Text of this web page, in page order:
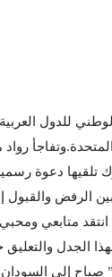
للدول
دعوة
والقبول
متابعي
الجدل
صباح إلى